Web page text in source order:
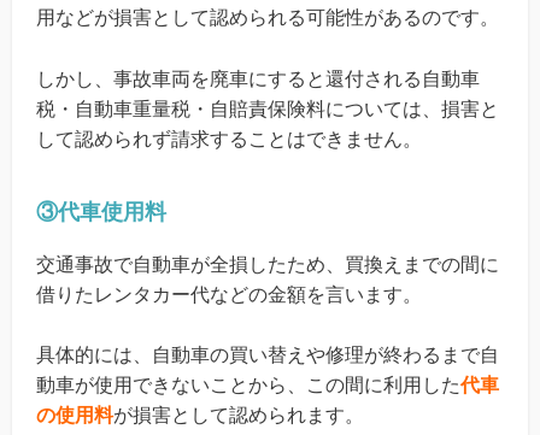
用などが損害として認められる可能性があるのです。
しかし、事故車両を廃車にすると還付される自動車
税・自動車重量税・自賠責保険料については、損害と
して認められず請求することはできません。
③代車使用料
交通事故で自動車が全損したため、買換えまでの間に
借りたレンタカー代などの金額を言います。
具体的には、自動車の買い替えや修理が終わるまで自
動車が使用できないことから、この間に利用した代車
の使用料が損害として認められます。